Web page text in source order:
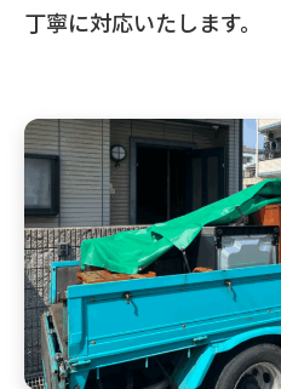
丁寧に対応いたします。